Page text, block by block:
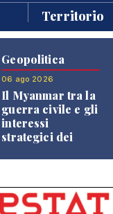
Territorio
Geopolitica
06 ago 2026
Il Myanmar tra la
guerra civile e gli
interessi
strategici dei